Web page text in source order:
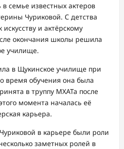
семье известных актеров
Чуриковой. С детства
и актёрскому
окончания школы решила
училище.
в Щукинское училище при
время обучения она была
в труппу МХАТа после
момента началась её
карьера.
в карьере были роли
заметных ролей в